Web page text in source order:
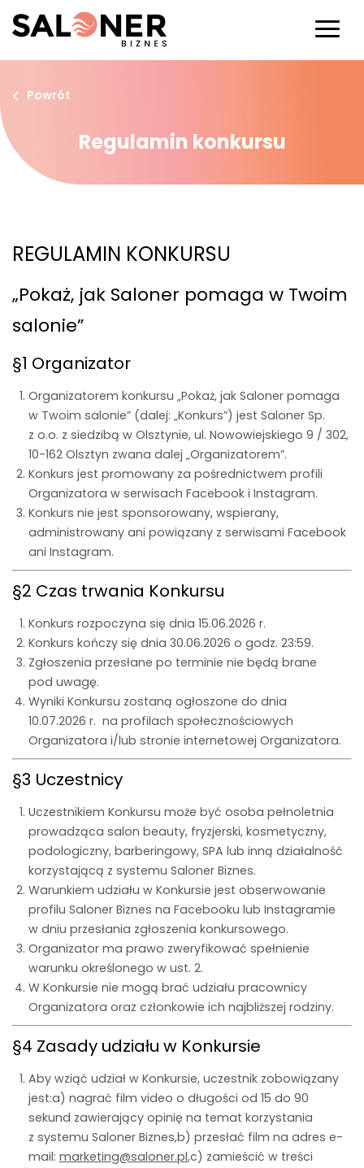
Powrót
Regulamin konkursu
REGULAMIN KONKURSU
„Pokaż, jak Saloner pomaga w Twoim
salonie”
§1 Organizator
Organizatorem konkursu „Pokaż, jak Saloner pomaga
w Twoim salonie” (dalej: „Konkurs”) jest Saloner Sp.
z o.o. z siedzibą w Olsztynie, ul. Nowowiejskiego 9 / 302,
10-162 Olsztyn zwana dalej „Organizatorem”.
Konkurs jest promowany za pośrednictwem profili
Organizatora w serwisach Facebook i Instagram.
Konkurs nie jest sponsorowany, wspierany,
administrowany ani powiązany z serwisami Facebook
ani Instagram.
§2 Czas trwania Konkursu
Konkurs rozpoczyna się dnia 15.06.2026 r.
Konkurs kończy się dnia 30.06.2026 o godz. 23:59.
Zgłoszenia przesłane po terminie nie będą brane
pod uwagę.
Wyniki Konkursu zostaną ogłoszone do dnia
10.07.2026 r. na profilach społecznościowych
Organizatora i/lub stronie internetowej Organizatora.
§3 Uczestnicy
Uczestnikiem Konkursu może być osoba pełnoletnia
prowadząca salon beauty, fryzjerski, kosmetyczny,
podologiczny, barberingowy, SPA lub inną działalność
korzystającą z systemu Saloner Biznes.
Warunkiem udziału w Konkursie jest obserwowanie
profilu Saloner Biznes na Facebooku lub Instagramie
w dniu przesłania zgłoszenia konkursowego.
Organizator ma prawo zweryfikować spełnienie
warunku określonego w ust. 2.
W Konkursie nie mogą brać udziału pracownicy
Organizatora oraz członkowie ich najbliższej rodziny.
§4 Zasady udziału w Konkursie
Aby wziąć udział w Konkursie, uczestnik zobowiązany
jest:a) nagrać film video o długości od 15 do 90
sekund zawierający opinię na temat korzystania
z systemu Saloner Biznes,b) przesłać film na adres e-
mail: marketing@saloner.pl,c) zamieścić w treści